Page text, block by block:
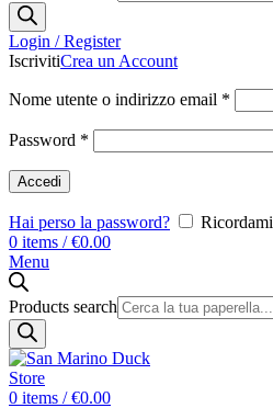
Login / Register
IscrivitiCrea un Account
Nome utente o indirizzo email *
Password *
Accedi
Hai perso la password?
Ricordami
0 items / €0.00
Menu
Products search
0 items / €0.00